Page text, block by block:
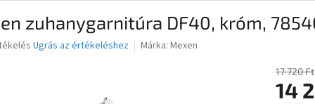
zuhanygarnitúra DF40, króm,
Ugrás az értékeléshez Márka: Mexen
17 720 Ft
14